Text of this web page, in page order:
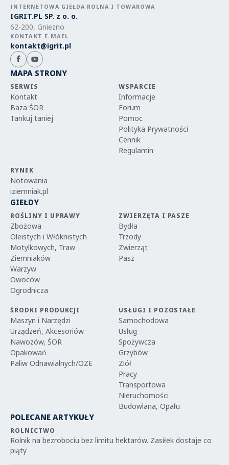
INTERNETOWA GIEŁDA ROLNA I TOWAROWA
IGRIT.PL SP. z o. o.
62-200, Gniezno
KONTAKT E-MAIL
kontakt@igrit.pl
MAPA STRONY
SERWIS
Kontakt
Baza ŚOR
Tankuj taniej
WSPARCIE
Informacje
Forum
Pomoc
Polityka Prywatności
Cennik
Regulamin
RYNEK
Notowania
iziemniak.pl
GIEŁDY
ROŚLINY I UPRAWY
Zbożowa
Oleistych i Włóknistych
Motylkowych, Traw
Ziemniaków
Warzyw
Owoców
Ogrodnicza
ZWIERZĘTA I PASZE
Bydła
Trzody
Zwierząt
Pasz
ŚRODKI PRODUKCJI
Maszyn i Narzędzi
Urządzeń, Akcesoriów
Nawozów, ŚOR
Opakowań
Paliw Odnawialnych/OZE
USŁUGI I POZOSTAŁE
Samochodowa
Usług
Spożywcza
Grzybów
Ziół
Pracy
Transportowa
Nieruchomości
Budowlana, Opału
POLECANE ARTYKUŁY
ROLNICTWO
Rolnik na bezrobociu bez limitu hektarów. Zasiłek dostaje co
piąty